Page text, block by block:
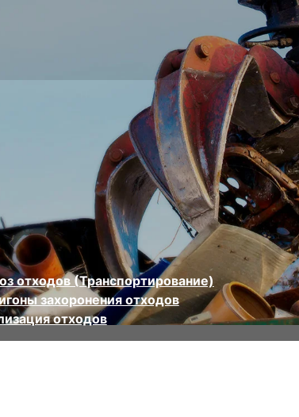
отходов (Транспортирование)
захоронения отходов
отходов